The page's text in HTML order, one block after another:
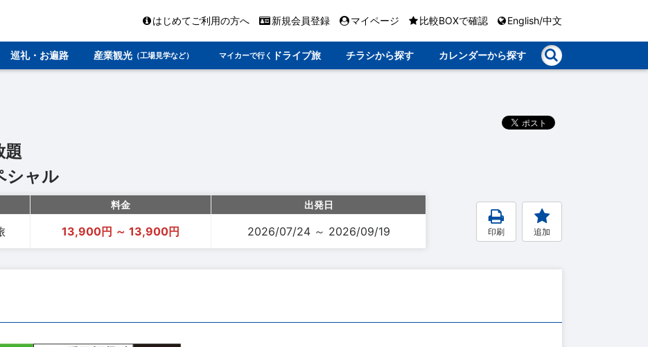
はじめてご利用の方へ 新規会員登録 マイページ 比較BOXで確認 English/中文
巡礼・お遍路 産業観光 （工場見学など） マイカーで行く ドライブ旅 チラシから探す カレンダーから探す
シャル
料金 出発日
13,900円 ～ 13,900円 2026/07/24 ～ 2026/09/19 印刷 追加